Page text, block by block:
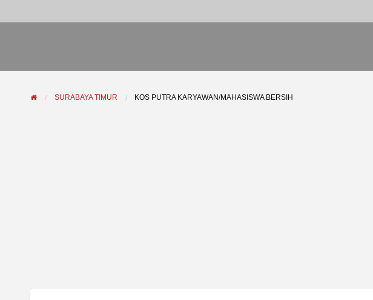
SURABAYA TIMUR KOS PUTRA KARYAWAN/MAHASISWA BERSIH